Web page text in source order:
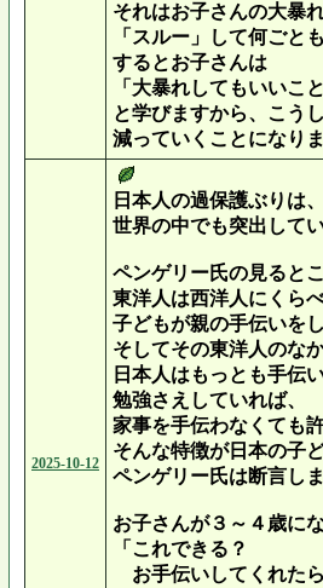
それはお子さんの大暴
「スルー」して何ごと
するとお子さんは
「大暴れしてもいいこ
と学びますから、こう
減っていくことになり
2025-10-12
日本人の過保護ぶりは
世界の中でも突出して
ペンゲリー氏の見ると
東洋人は西洋人にくら
子どもが親の手伝いを
そしてその東洋人のな
日本人はもっとも手伝
勉強さえしていれば、
家事を手伝わなくても
そんな特徴が日本の子
ペンゲリー氏は断言し
お子さんが３～４歳に
「これできる？
お手伝いしてくれた